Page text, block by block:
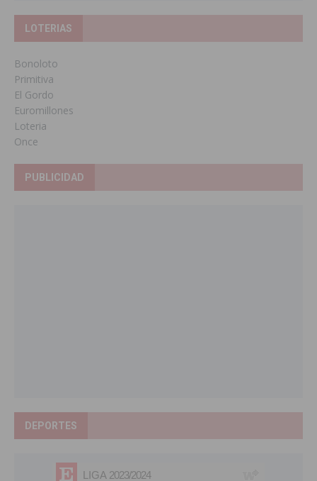
LOTERIAS
Bonoloto
Primitiva
El Gordo
Euromillones
Loteria
Once
PUBLICIDAD
DEPORTES